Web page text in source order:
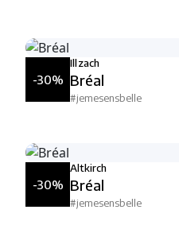
-30%
Illzach
Bréal
#jemesensbelle
-30%
Altkirch
Bréal
#jemesensbelle